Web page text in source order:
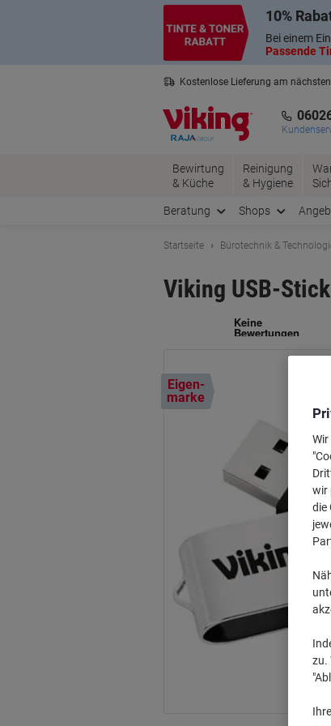
10%
Bei einem
Passende
Kostenlose Lieferung am
Bewirtung
& Küche
Reinigung
& Hygiene
Beratung Shops
Startseite Bürotechnik &
Viking USB-
Eigen-
marke
wir
die
zu.